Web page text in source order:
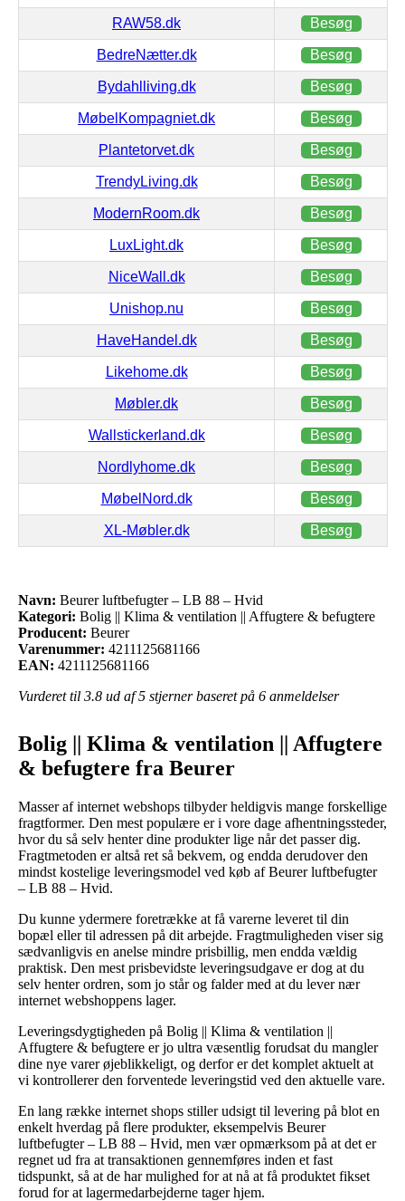
RAW58.dk Besøg
BedreNætter.dk Besøg
Bydahlliving.dk Besøg
MøbelKompagniet.dk Besøg
Plantetorvet.dk Besøg
TrendyLiving.dk Besøg
ModernRoom.dk Besøg
LuxLight.dk Besøg
NiceWall.dk Besøg
Unishop.nu Besøg
HaveHandel.dk Besøg
Likehome.dk Besøg
Møbler.dk Besøg
Wallstickerland.dk Besøg
Nordlyhome.dk Besøg
MøbelNord.dk Besøg
XL-Møbler.dk Besøg
Navn: Beurer luftbefugter – LB 88 – Hvid
Kategori: Bolig || Klima & ventilation || Affugtere & befugtere
Producent: Beurer
Varenummer: 4211125681166
EAN: 4211125681166
Vurderet til 3.8 ud af 5 stjerner baseret på 6 anmeldelser
Bolig || Klima & ventilation || Affugtere
& befugtere fra Beurer
Masser af internet webshops tilbyder heldigvis mange forskellige
fragtformer. Den mest populære er i vore dage afhentningssteder,
hvor du så selv henter dine produkter lige når det passer dig.
Fragtmetoden er altså ret så bekvem, og endda derudover den
mindst kostelige leveringsmodel ved køb af Beurer luftbefugter
– LB 88 – Hvid.
Du kunne ydermere foretrække at få varerne leveret til din
bopæl eller til adressen på dit arbejde. Fragtmuligheden viser sig
sædvanligvis en anelse mindre prisbillig, men endda vældig
praktisk. Den mest prisbevidste leveringsudgave er dog at du
selv henter ordren, som jo står og falder med at du lever nær
internet webshoppens lager.
Leveringsdygtigheden på Bolig || Klima & ventilation ||
Affugtere & befugtere er jo ultra væsentlig forudsat du mangler
dine nye varer øjeblikkeligt, og derfor er det komplet aktuelt at
vi kontrollerer den forventede leveringstid ved den aktuelle vare.
En lang række internet shops stiller udsigt til levering på blot en
enkelt hverdag på flere produkter, eksempelvis Beurer
luftbefugter – LB 88 – Hvid, men vær opmærksom på at det er
regnet ud fra at transaktionen gennemføres inden et fast
tidspunkt, så at de har mulighed for at nå at få produktet fikset
forud for at lagermedarbejderne tager hjem.